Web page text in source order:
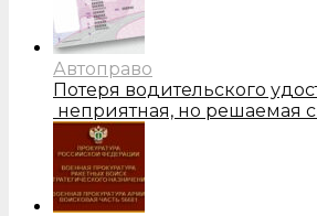
Автоправо
Потеря водительского
неприятная, но решаемая